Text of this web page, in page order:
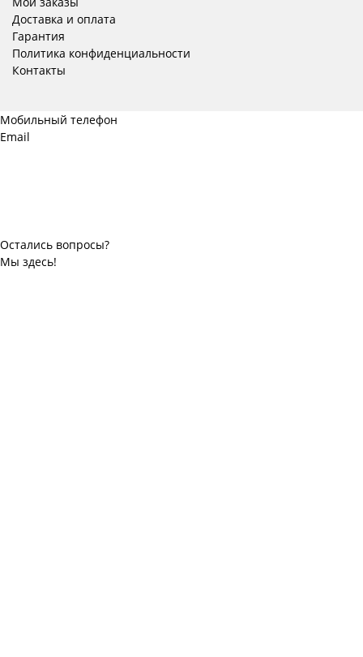
Доставка и оплата
Гарантия
Политика конфиденциальности
Контакты
Мобильный телефон
Email
Остались вопросы?
Мы здесь!